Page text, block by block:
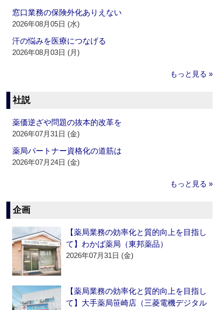
窓口業務の保険外化ありえない
2026年08月05日 (水)
汗の悩みを医療につなげる
2026年08月03日 (月)
もっと見る »
社説
薬価逆ざや問題の抜本的改革を
2026年07月31日 (金)
薬局パートナー資格化の道筋は
2026年07月24日 (金)
もっと見る »
企画
【薬局業務の効率化と質的向上を目指し
て】わかば薬局（東邦薬品）
2026年07月31日 (金)
【薬局業務の効率化と質的向上を目指し
て】大手薬局笹崎店（三菱電機デジタル